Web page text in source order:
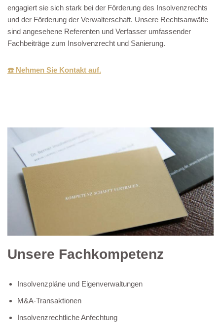
engagiert sie sich stark bei der Förderung des Insolvenzrechts
und der Förderung der Verwalterschaft. Unsere Rechtsanwälte
sind angesehene Referenten und Verfasser umfassender
Fachbeiträge zum Insolvenzrecht und Sanierung.
☎️ Nehmen Sie Kontakt auf.
Unsere Fachkompetenz
Insolvenzpläne und Eigenverwaltungen
M&A-Transaktionen
Insolvenzrechtliche Anfechtung